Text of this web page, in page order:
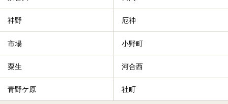
神野 厄神
市場 小野町
粟生 河合西
青野ケ原 社町